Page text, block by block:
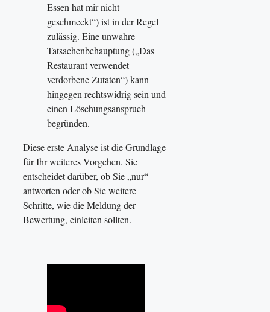
Essen hat mir nicht
geschmeckt“) ist in der Regel
zulässig. Eine unwahre
Tatsachenbehauptung („Das
Restaurant verwendet
verdorbene Zutaten“) kann
hingegen rechtswidrig sein und
einen Löschungsanspruch
begründen.
Diese erste Analyse ist die Grundlage
für Ihr weiteres Vorgehen. Sie
entscheidet darüber, ob Sie „nur“
antworten oder ob Sie weitere
Schritte, wie die Meldung der
Bewertung, einleiten sollten.